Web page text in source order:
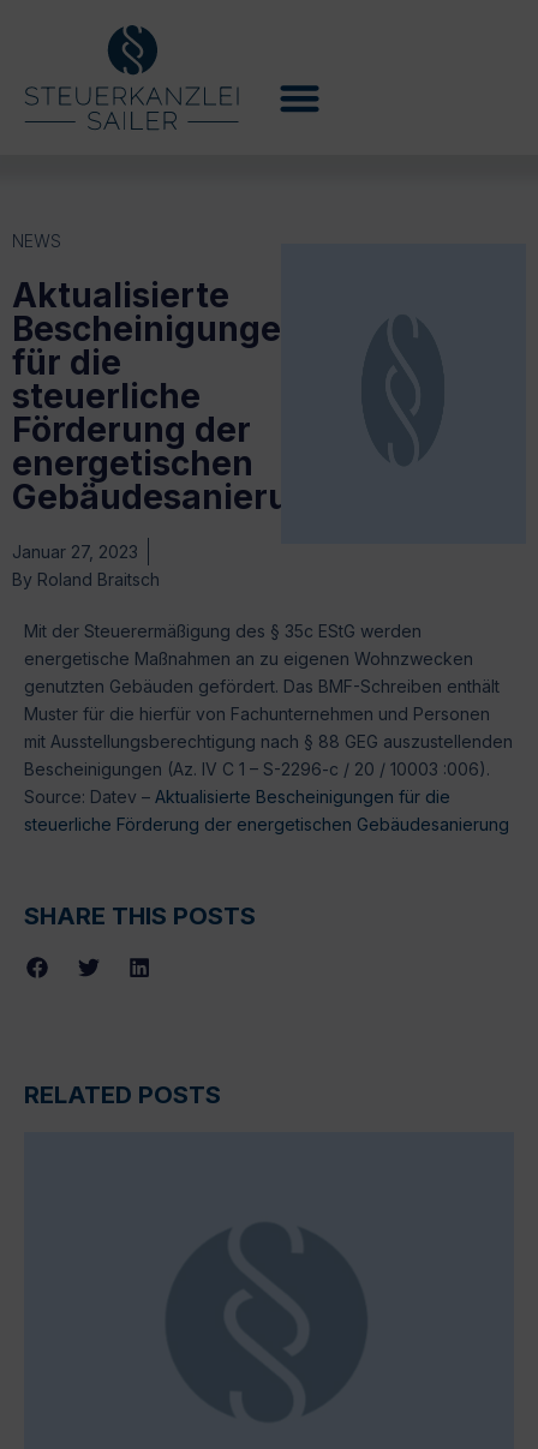
NEWS
Aktualisierte
Bescheinigungen
für die
steuerliche
Förderung der
energetischen
Gebäudesanierung
Januar 27, 2023
By Roland Braitsch
Mit der Steuerermäßigung des § 35c EStG werden
energetische Maßnahmen an zu eigenen Wohnzwecken
genutzten Gebäuden gefördert. Das BMF-Schreiben enthält
Muster für die hierfür von Fachunternehmen und Personen
mit Ausstellungsberechtigung nach § 88 GEG auszustellenden
Bescheinigungen (Az. IV C 1 – S-2296-c / 20 / 10003 :006).
Source: Datev – Aktualisierte Bescheinigungen für die
steuerliche Förderung der energetischen Gebäudesanierung
SHARE THIS POSTS
RELATED POSTS